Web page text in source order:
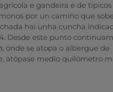
e gandeira e de
por un camiño que
hai unha cuncha
Desde este punto
, onde se atopa o albergue de
atópase medio quilómetro